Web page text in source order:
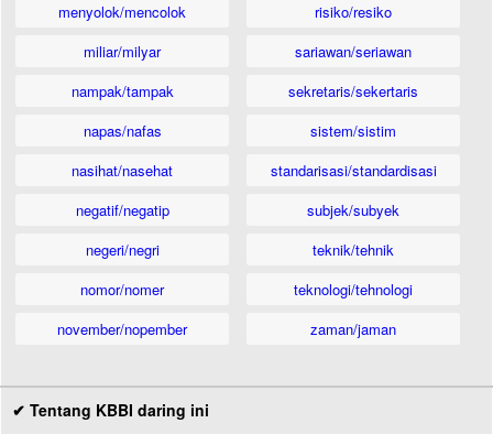
menyolok/mencolok
miliar/milyar
nampak/tampak
napas/nafas
nasihat/nasehat
negatif/negatip
negeri/negri
nomor/nomer
november/nopember
risiko/resiko
sariawan/seriawan
sekretaris/sekertaris
sistem/sistim
standarisasi/standardisasi
subjek/subyek
teknik/tehnik
teknologi/tehnologi
zaman/jaman
✔ Tentang KBBI daring ini